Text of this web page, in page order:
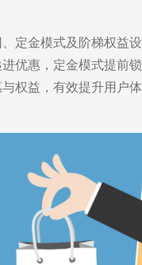
定金模式及阶梯权益设
优惠，定金模式提前锁
权益，有效提升用户体